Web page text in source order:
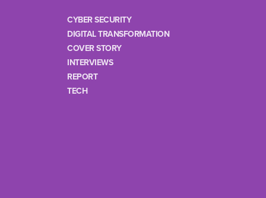
CYBER SECURITY
DIGITAL TRANSFORMATION
COVER STORY
INTERVIEWS
REPORT
TECH